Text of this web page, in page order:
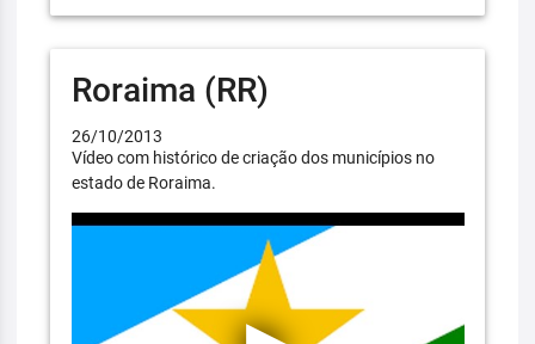
Roraima (RR)
26/10/2013
Vídeo com histórico de criação dos municípios no
estado de Roraima.